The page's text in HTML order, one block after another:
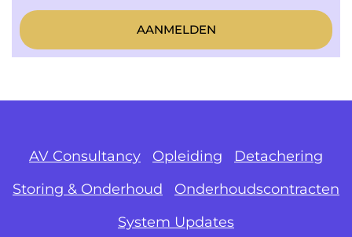
AV Consultancy Opleiding
Detachering
Storing & Onderhoud
Onderhoudscontracten
System Updates